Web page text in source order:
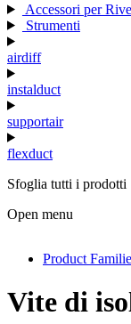
Accessori per
Strumenti
airdiff
instalduct
supportair
flexduct
Sfoglia tutti i prodotti
Open menu
antivib
isolfix
Product
Vite di